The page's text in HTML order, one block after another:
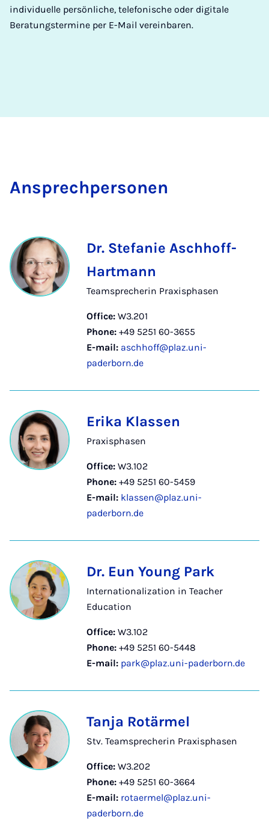
individuelle persönliche, telefonische oder digitale
Beratungstermine per E-Mail vereinbaren.
An­s­prech­per­son­en
Dr. Stefanie Aschhoff-
Hartmann
Teamsprecherin Praxisphasen
Office: W3.201
Phone: +49 5251 60-3655
E-mail: aschhoff@plaz.uni-
paderborn.de
Erika Klassen
Praxisphasen
Office: W3.102
Phone: +49 5251 60-5459
E-mail: klassen@plaz.uni-
paderborn.de
Dr. Eun Young Park
Internationalization in Teacher
Education
Office: W3.102
Phone: +49 5251 60-5448
E-mail: park@plaz.uni-paderborn.de
Tanja Rotärmel
Stv. Teamsprecherin Praxisphasen
Office: W3.202
Phone: +49 5251 60-3664
E-mail: rotaermel@plaz.uni-
paderborn.de